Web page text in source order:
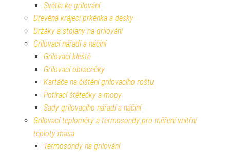
Světla ke grilování
Dřevěná krájecí prkénka a desky
Držáky a stojany na grilování
Grilovací nářadí a náčiní
Grilovací kleště
Grilovací obracečky
Kartáče na čištění grilovacího roštu
Potírací štětečky a mopy
Sady grilovacího nářadí a náčiní
Grilovací teploměry a termosondy pro měření vnitřní
teploty masa
Termosondy na grilování